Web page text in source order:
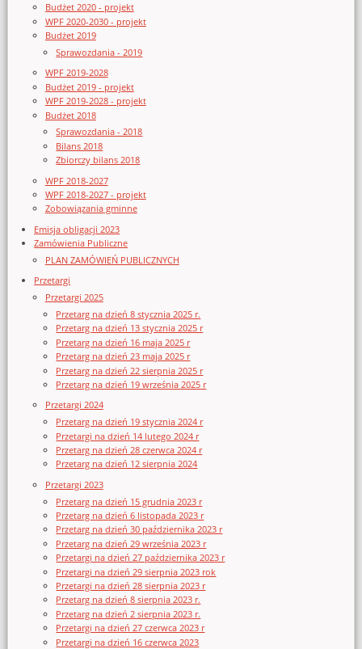
Budżet 2020 - projekt
WPF 2020-2030 - projekt
Budżet 2019
Sprawozdania - 2019
WPF 2019-2028
Budżet 2019 - projekt
WPF 2019-2028 - projekt
Budżet 2018
Sprawozdania - 2018
Bilans 2018
Zbiorczy bilans 2018
WPF 2018-2027
WPF 2018-2027 - projekt
Zobowiązania gminne
Emisja obligacji 2023
Zamówienia Publiczne
PLAN ZAMÓWIEŃ PUBLICZNYCH
Przetargi
Przetargi 2025
Przetarg na dzień 8 stycznia 2025 r.
Przetarg na dzień 13 stycznia 2025 r
Przetarg na dzień 16 maja 2025 r
Przetarg na dzień 23 maja 2025 r
Przetarg na dzień 22 sierpnia 2025 r
Przetarg na dzień 19 września 2025 r
Przetargi 2024
Przetarg na dzień 19 stycznia 2024 r
Przetargi na dzień 14 lutego 2024 r
Przetarg na dzień 28 czerwca 2024 r
Przetarg na dzień 12 sierpnia 2024
Przetargi 2023
Przetarg na dzień 15 grudnia 2023 r
Przetarg na dzień 6 listopada 2023 r
Przetarg na dzień 30 października 2023 r
Przetarg na dzień 29 września 2023 r
Przetargi na dzień 27 października 2023 r
Przetargi na dzień 29 sierpnia 2023 rok
Przetargi na dzień 28 sierpnia 2023 r
Przetarg na dzień 8 sierpnia 2023 r.
Przetarg na dzień 2 sierpnia 2023 r.
Przetargi na dzień 27 czerwca 2023 r
Przetargi na dzień 16 czerwca 2023